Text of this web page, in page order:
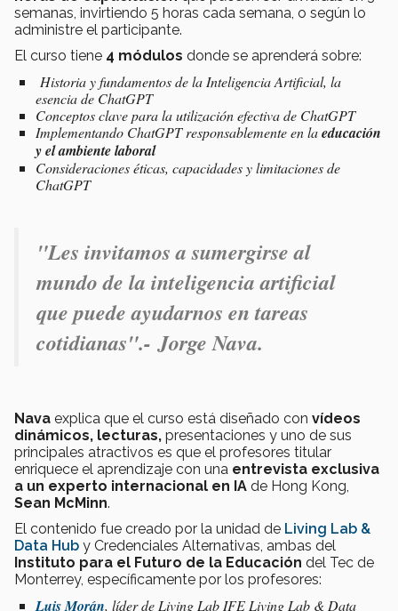
semanas, invirtiendo 5 horas cada semana, o según lo
administre el participante.
El curso tiene 4 módulos donde se aprenderá sobre:
Historia y fundamentos de la Inteligencia Artificial, la
esencia de ChatGPT
Conceptos clave para la utilización efectiva de ChatGPT
Implementando ChatGPT responsablemente en laeducación
y el ambiente laboral
Consideraciones éticas, capacidades y limitaciones de
ChatGPT
"Les invitamos a sumergirse al
mundo de la inteligencia artificial
que puede ayudarnos en tareas
cotidianas".- Jorge Nava.
Nava explica que el curso está diseñado con vídeos
dinámicos, lecturas, presentaciones y uno de sus
principales atractivos es que el profesores titular
enriquece el aprendizaje con una entrevista exclusiva
a un experto internacional en IA de Hong Kong,
Sean McMinn.
El contenido fue creado por la unidad de Living Lab &
Data Hub y Credenciales Alternativas, ambas del
Instituto para el Futuro de la Educación del Tec de
Monterrey, específicamente por los profesores:
Luis Morán, líder de Living Lab IFE Living Lab & Data